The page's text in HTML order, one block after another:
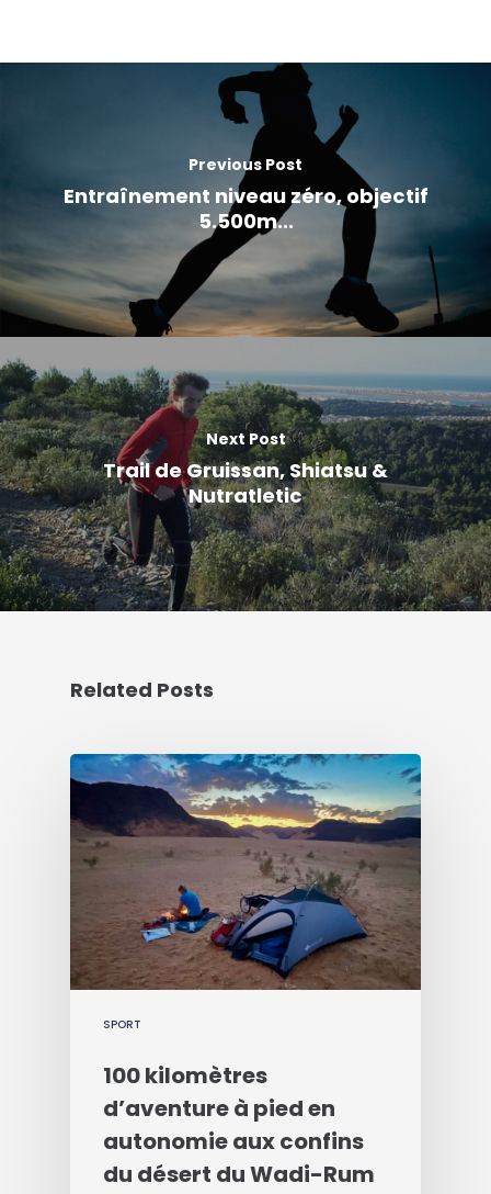
Previous Post
Entraînement niveau zéro, objectif
5.500m...
Next Post
Trail de Gruissan, Shiatsu &
Nutratletic
Related Posts
SPORT
100 kilomètres
d’aventure à pied en
autonomie aux confins
du désert du Wadi-Rum